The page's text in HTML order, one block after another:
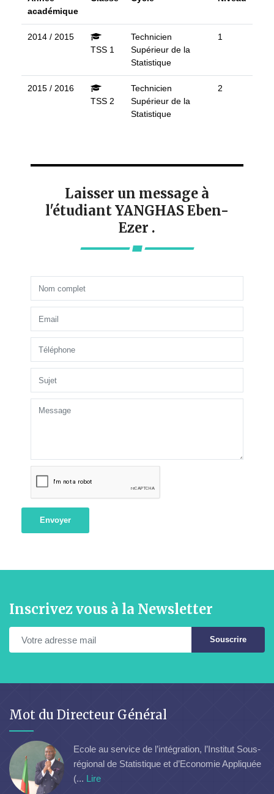
académique
2014 / 2015
TSS 1
Technicien
Supérieur de la
Statistique
1
2015 / 2016
TSS 2
Technicien
Supérieur de la
Statistique
2
Laisser un message à
l'étudiant YANGHAS Eben-
Ezer .
Envoyer
Inscrivez vous à la Newsletter
Souscrire
Mot du Directeur Général
Ecole au service de l’intégration, l’Institut Sous-
régional de Statistique et d’Economie Appliquée
(... Lire